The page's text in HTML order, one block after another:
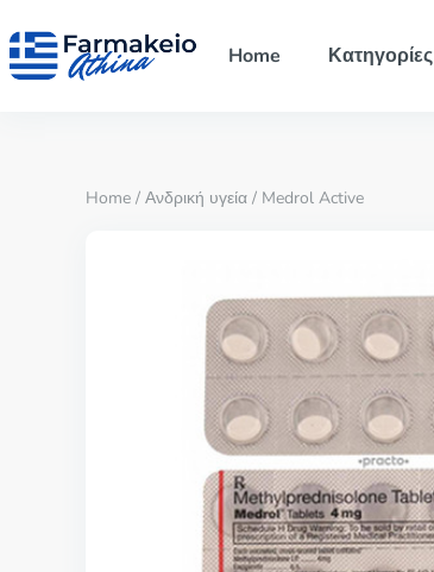
Home Κατηγορίες
Home / Ανδρική υγεία / Medrol Active